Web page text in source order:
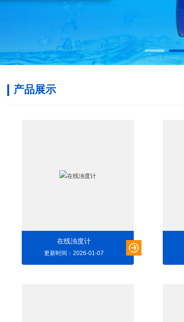
产品展示
在线浊度计
更新时间：2026-01-07